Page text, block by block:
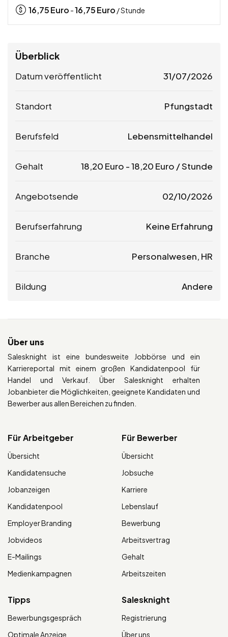
16,75Euro -16,75Euro / Stunde
Überblick
Datum veröffentlicht 31/07/2026
Standort Pfungstadt
Berufsfeld Lebensmittelhandel
Gehalt 18,20 Euro -18,20 Euro / Stunde
Angebotsende 02/10/2026
Berufserfahrung Keine Erfahrung
Branche Personalwesen, HR
Bildung Andere
Über uns
Salesknight ist eine bundesweite Jobbörse und ein
Karriereportal mit einem großen Kandidatenpool für
Handel und Verkauf. Über Salesknight erhalten
Jobanbieter die Möglichkeiten, geeignete Kandidaten und
Bewerber aus allen Bereichen zu finden.
Für Arbeitgeber
Übersicht
Kandidatensuche
Jobanzeigen
Kandidatenpool
Employer Branding
Jobvideos
E-Mailings
Medienkampagnen
Für Bewerber
Übersicht
Jobsuche
Karriere
Lebenslauf
Bewerbung
Arbeitsvertrag
Gehalt
Arbeitszeiten
Tipps
Bewerbungsgespräch
Optimale Anzeige
Salesknight
Registrierung
Über uns